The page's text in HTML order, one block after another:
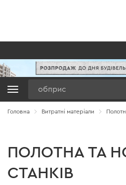
Головна Витратні матеріали
ПОЛОТНА ТА
СТАНКІВ